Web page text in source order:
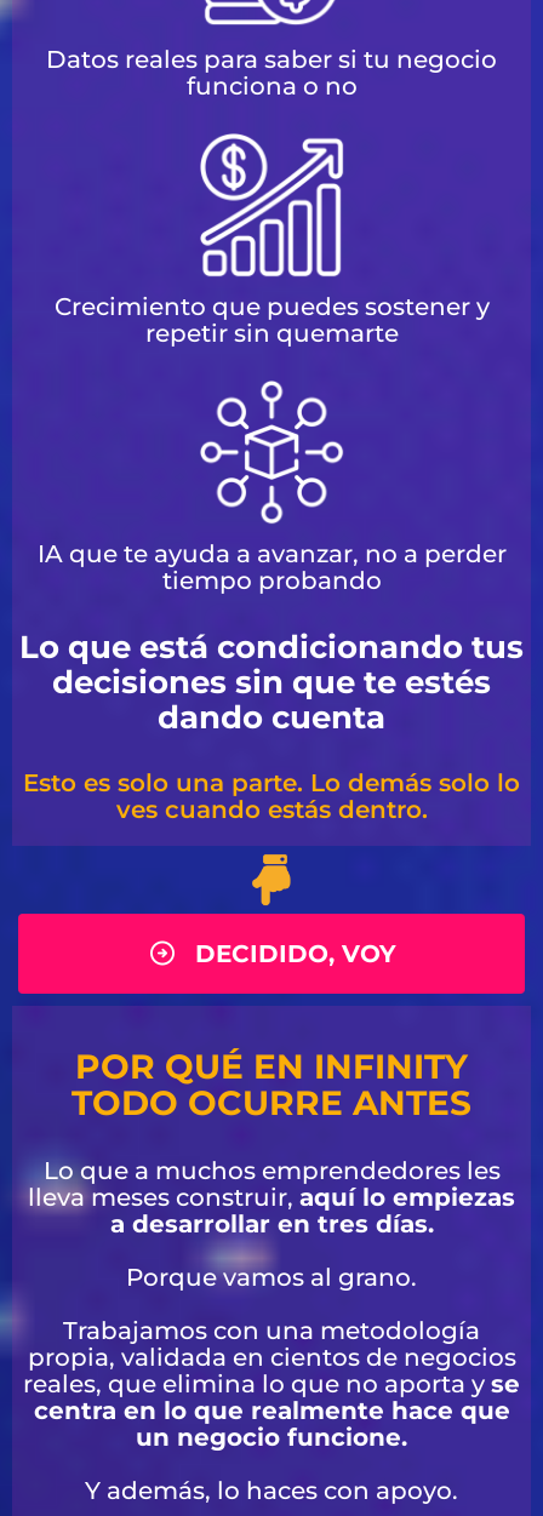
Datos reales para saber si tu negocio
funciona o no
Crecimiento que puedes sostener y
repetir sin quemarte
IA que te ayuda a avanzar, no a perder
tiempo probando
Lo que está condicionando tus
decisiones sin que te estés
dando cuenta
Esto es solo una parte. Lo demás solo lo
ves cuando estás dentro.
DECIDIDO, VOY
POR QUÉ EN INFINITY
TODO OCURRE ANTES
Lo que a muchos emprendedores les
lleva meses construir, aquí lo empiezas
a desarrollar en tres días.
Porque vamos al grano.
Trabajamos con una metodología
propia, validada en cientos de negocios
reales, que elimina lo que no aporta y se
centra en lo que realmente hace que
un negocio funcione.
Y además, lo haces con apoyo.